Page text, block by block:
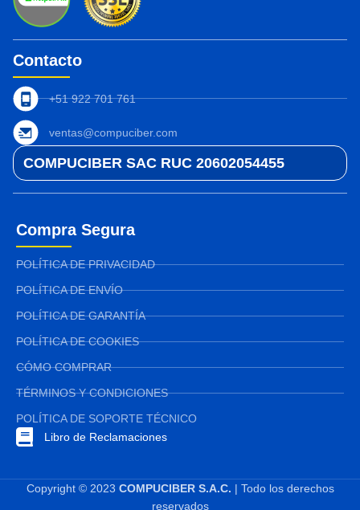
Contacto
+51 922 701 761
ventas@compuciber.com
COMPUCIBER SAC RUC 20602054455
Compra Segura
POLÍTICA DE PRIVACIDAD
POLÍTICA DE ENVÍO
POLÍTICA DE GARANTÍA
POLÍTICA DE COOKIES
CÓMO COMPRAR
TÉRMINOS Y CONDICIONES
POLÍTICA DE SOPORTE TÉCNICO
Libro de Reclamaciones
Copyright © 2023 COMPUCIBER S.A.C. | Todo los derechos
reservados